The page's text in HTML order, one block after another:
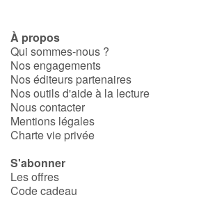
À propos
Qui sommes-nous ?
Nos engagements
Nos éditeurs partenaires
Nos outils d'aide à la lecture
Nous contacter
Mentions légales
Charte vie privée
S'abonner
Les offres
Code cadeau